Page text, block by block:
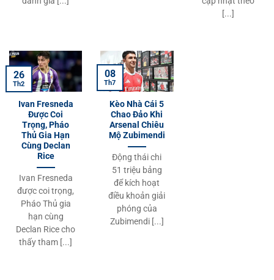
[...]
Ivan Fresneda
Được Coi
Trọng, Pháo
Thủ Gia Hạn
Cùng Declan
Rice
Ivan Fresneda
được coi trọng,
Pháo Thủ gia
hạn cùng
Declan Rice cho
thấy tham [...]
26
Th2
Kèo Nhà Cái 5
Chao Đảo Khi
Arsenal Chiêu
Mộ Zubimendi
Động thái chi
51 triệu bảng
để kích hoạt
điều khoản giải
phóng của
Zubimendi [...]
08
Th7